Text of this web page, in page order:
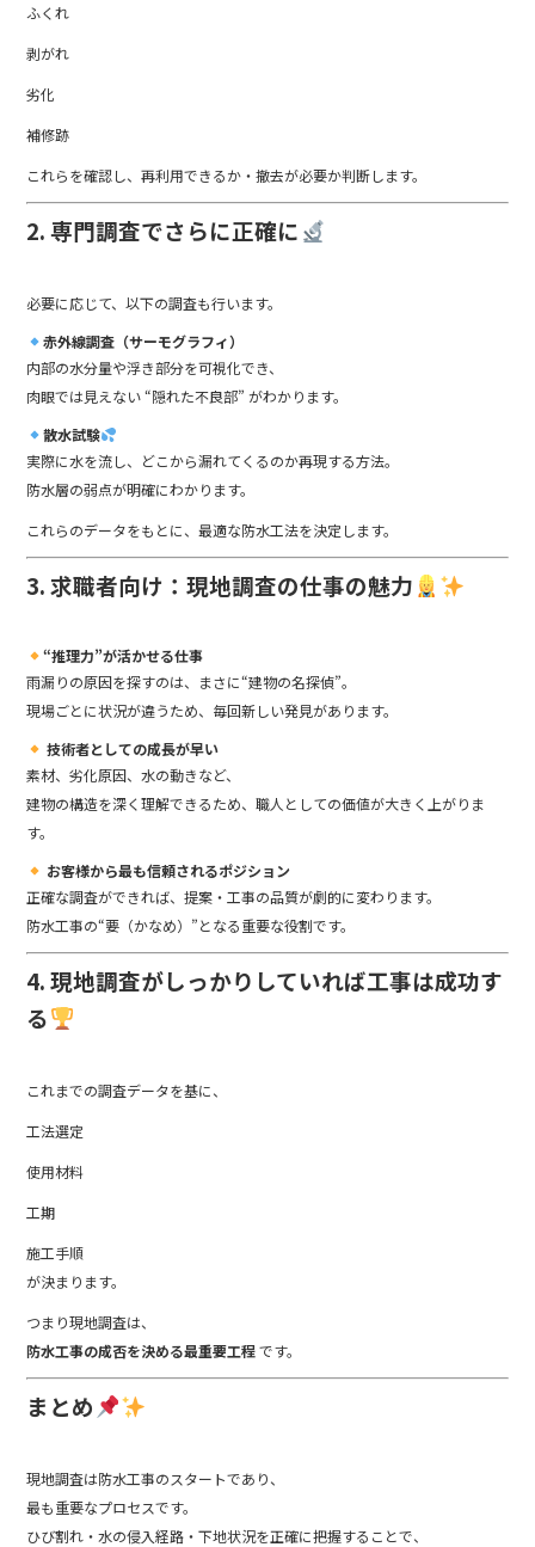
ふくれ
剥がれ
劣化
補修跡
これらを確認し、再利用できるか・撤去が必要か判断します。
2. 専門調査でさらに正確に
必要に応じて、以下の調査も行います。
赤外線調査（サーモグラフィ）
内部の水分量や浮き部分を可視化でき、
肉眼では見えない “隠れた不良部” がわかります。
散水試験
実際に水を流し、どこから漏れてくるのか再現する方法。
防水層の弱点が明確にわかります。
これらのデータをもとに、最適な防水工法を決定します。
3. 求職者向け：現地調査の仕事の魅力
“推理力”が活かせる仕事
雨漏りの原因を探すのは、まさに“建物の名探偵”。
現場ごとに状況が違うため、毎回新しい発見があります。
技術者としての成長が早い
素材、劣化原因、水の動きなど、
建物の構造を深く理解できるため、職人としての価値が大きく上がりま
す。
お客様から最も信頼されるポジション
正確な調査ができれば、提案・工事の品質が劇的に変わります。
防水工事の“要（かなめ）”となる重要な役割です。
4. 現地調査がしっかりしていれば工事は成功す
る
これまでの調査データを基に、
工法選定
使用材料
工期
施工手順
が決まります。
つまり現地調査は、
防水工事の成否を決める最重要工程です。
まとめ
現地調査は防水工事のスタートであり、
最も重要なプロセスです。
ひび割れ・水の侵入経路・下地状況を正確に把握することで、